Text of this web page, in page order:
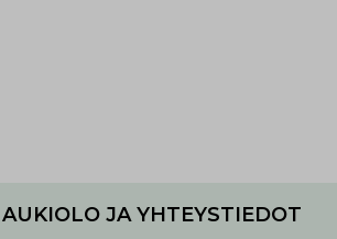
AUKIOLO JA YHTEYSTIEDOT